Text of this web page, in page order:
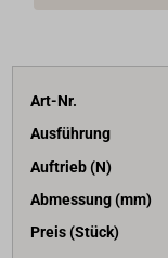
Art-Nr.
Ausführung
Auftrieb (N)
Abmessung (mm)
Preis (Stück)